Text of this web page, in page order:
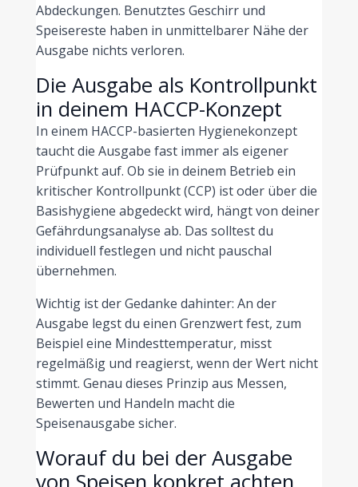
Abdeckungen. Benutztes Geschirr und
Speisereste haben in unmittelbarer Nähe der
Ausgabe nichts verloren.
Die Ausgabe als Kontrollpunkt
in deinem HACCP-Konzept
In einem HACCP-basierten Hygienekonzept
taucht die Ausgabe fast immer als eigener
Prüfpunkt auf. Ob sie in deinem Betrieb ein
kritischer Kontrollpunkt (CCP) ist oder über die
Basishygiene abgedeckt wird, hängt von deiner
Gefährdungsanalyse ab. Das solltest du
individuell festlegen und nicht pauschal
übernehmen.
Wichtig ist der Gedanke dahinter: An der
Ausgabe legst du einen Grenzwert fest, zum
Beispiel eine Mindesttemperatur, misst
regelmäßig und reagierst, wenn der Wert nicht
stimmt. Genau dieses Prinzip aus Messen,
Bewerten und Handeln macht die
Speisenausgabe sicher.
Worauf du bei der Ausgabe